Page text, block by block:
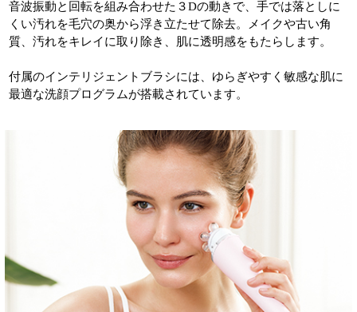
音波振動と回転を組み合わせた３Dの動きで、手では落としに
くい汚れを毛穴の奥から浮き立たせて除去。メイクや古い角
質、汚れをキレイに取り除き、肌に透明感をもたらします。
付属のインテリジェントブラシには、ゆらぎやすく敏感な肌に
最適な洗顔プログラムが搭載されています。